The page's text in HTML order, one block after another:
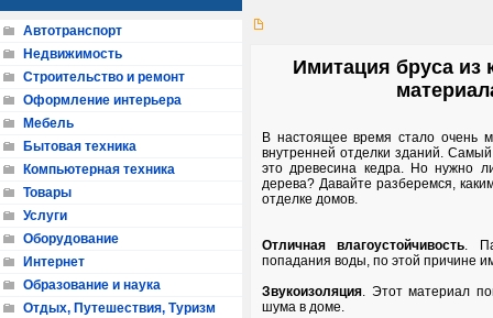
Имитация бруса из
В настоящее время стало очень
внутренней отделки зданий.
это древесина кедра. Но нужно
дерева? Давайте разберемся,
отделке домов.
Отличная влагоустойчивость.
попадания воды, по этой причине
Звукоизоляция. Этот материал
шума в доме.
Автотранспорт
Недвижимость
Строительство и ремонт
Оформление интерьера
Мебель
Бытовая техника
Компьютерная техника
Товары
Услуги
Оборудование
Интернет
Образование и наука
Отдых, Путешествия, Туризм